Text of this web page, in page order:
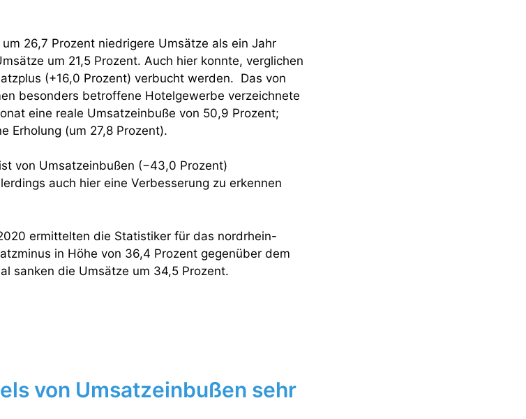
26,7 Prozent niedrigere Umsätze als ein Jahr
um 21,5 Prozent. Auch hier konnte, verglichen
(+16,0 Prozent) verbucht werden. Das von
besonders betroffene Hotelgewerbe verzeichnete
eine reale Umsatzeinbuße von 50,9 Prozent;
Erholung (um 27,8 Prozent).
von Umsatzeinbußen (−43,0 Prozent)
auch hier eine Verbesserung zu erkennen
ermittelten die Statistiker für das nordrhein-
in Höhe von 36,4 Prozent gegenüber dem
sanken die Umsätze um 34,5 Prozent.
von Umsatzeinbußen sehr